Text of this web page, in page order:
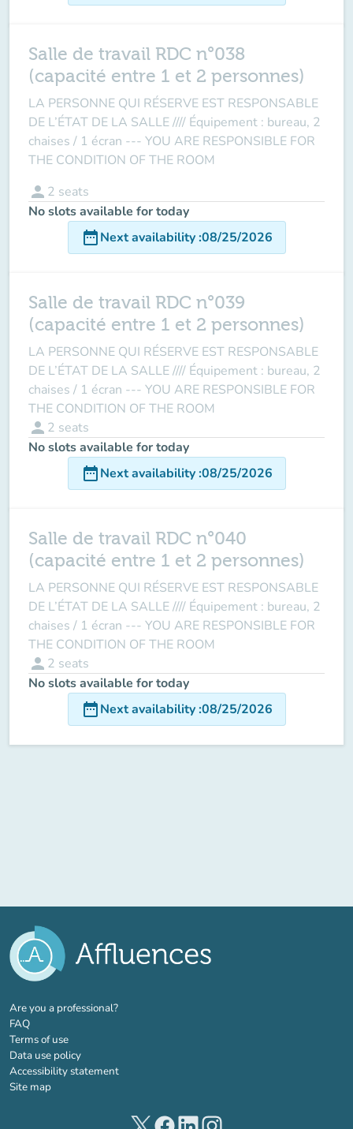
Salle de travail RDC n°038
(capacité entre 1 et 2 personnes)
LA PERSONNE QUI RÉSERVE EST RESPONSABLE
DE L’ÉTAT DE LA SALLE //// Équipement : bureau, 2
chaises / 1 écran --- YOU ARE RESPONSIBLE FOR
THE CONDITION OF THE ROOM
person 2 seats
No slots available for today
date_rangeNext availability:08/25/2026
Salle de travail RDC n°039
(capacité entre 1 et 2 personnes)
LA PERSONNE QUI RÉSERVE EST RESPONSABLE
DE L’ÉTAT DE LA SALLE //// Équipement : bureau, 2
chaises / 1 écran --- YOU ARE RESPONSIBLE FOR
THE CONDITION OF THE ROOM
person 2 seats
No slots available for today
date_rangeNext availability:08/25/2026
Salle de travail RDC n°040
(capacité entre 1 et 2 personnes)
LA PERSONNE QUI RÉSERVE EST RESPONSABLE
DE L’ÉTAT DE LA SALLE //// Équipement : bureau, 2
chaises / 1 écran --- YOU ARE RESPONSIBLE FOR
THE CONDITION OF THE ROOM
person 2 seats
No slots available for today
date_rangeNext availability:08/25/2026
Are you a professional?(new tab)
FAQ
Terms of use
Data use policy
Accessibility statement
Site map
(new tab)(new tab)(new tab)